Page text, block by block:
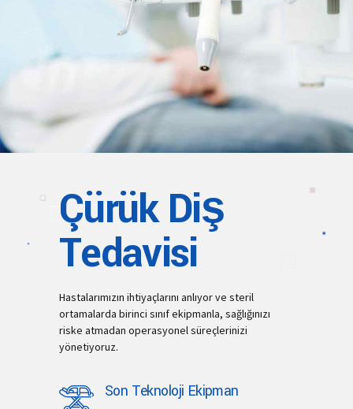
Çürük Diş
Tedavisi
Hastalarımızın ihtiyaçlarını anlıyor ve steril
ortamalarda birinci sınıf ekipmanla, sağlığınızı
riske atmadan operasyonel süreçlerinizi
yönetiyoruz.
Son Teknoloji Ekipman